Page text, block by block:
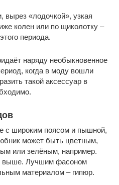
«лодочкой», узкая
колен или по щиколотку –
периода.
наряду необыкновенное
когда в моду вошли
такой аксессуар в
с широким поясом и пышной,
может быть цветным,
или зелёным, например.
выше. Лучшим фасоном
материалом – гипюр.